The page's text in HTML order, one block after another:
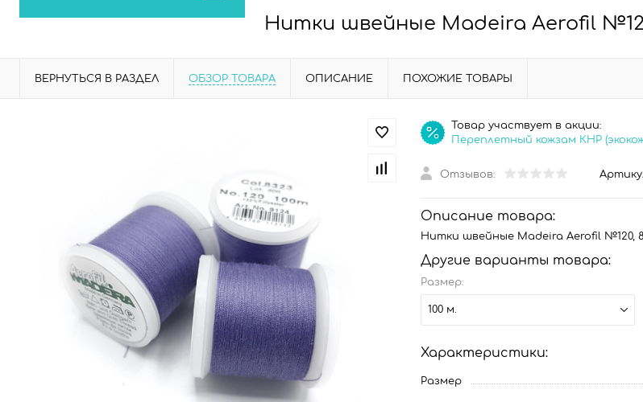
Нитки швейные Madeira Aerofil
ВЕРНУТЬСЯ В РАЗДЕЛ ОБЗОР ТОВАРА ОПИСАНИЕ ПОХОЖИЕ ТОВАРЫ
Товар участвует в акции:
Переплетный кожзам КНР
Отзывов:
Описание товара:
Нитки швейные Madeira Aerofil №120,
Другие варианты товара:
Размер:
100 м.
Характеристики:
Размер